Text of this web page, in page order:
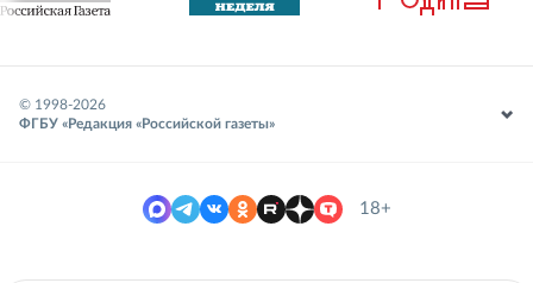
© 1998-2026
ФГБУ «Редакция «Российской газеты»
18+